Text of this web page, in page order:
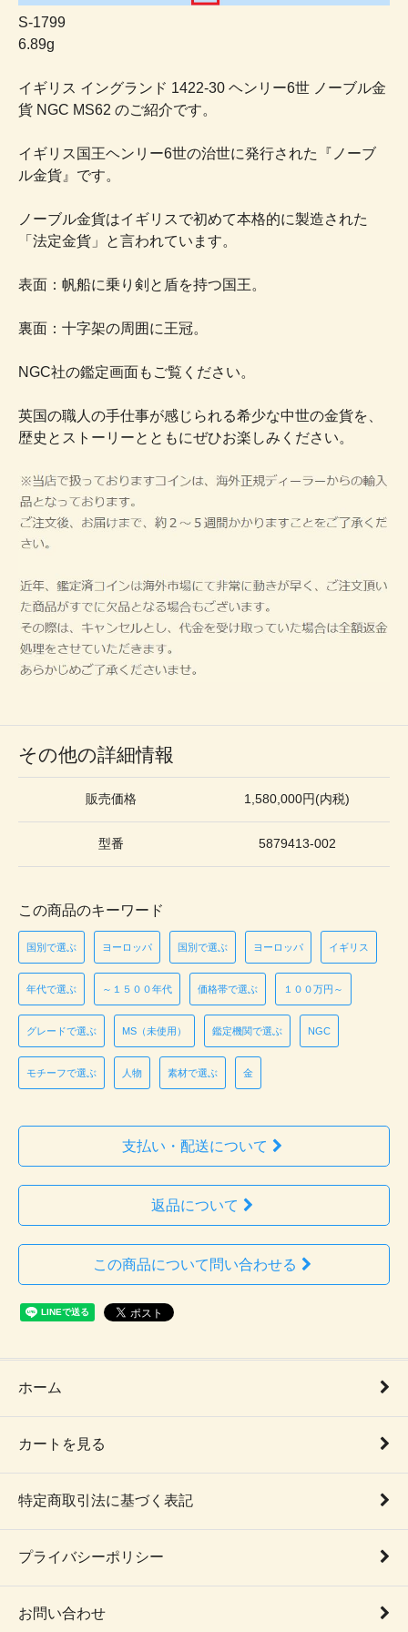
S-1799
6.89g
イギリス イングランド 1422-30 ヘンリー6世 ノーブル金
貨 NGC MS62 のご紹介です。
イギリス国王ヘンリー6世の治世に発行された『ノーブ
ル金貨』です。
ノーブル金貨はイギリスで初めて本格的に製造された
「法定金貨」と言われています。
表面：帆船に乗り剣と盾を持つ国王。
裏面：十字架の周囲に王冠。
NGC社の鑑定画面もご覧ください。
英国の職人の手仕事が感じられる希少な中世の金貨を、
歴史とストーリーとともにぜひお楽しみください。
その他の詳細情報
販売価格 1,580,000円(内税)
型番 5879413-002
この商品のキーワード
国別で選ぶ ヨーロッパ 国別で選ぶ ヨーロッパ イギリス
年代で選ぶ ～１５００年代 価格帯で選ぶ １００万円～
グレードで選ぶ MS（未使用） 鑑定機関で選ぶ NGC
モチーフで選ぶ 人物 素材で選ぶ 金
支払い・配送について
返品について
この商品について問い合わせる
ホーム
カートを見る
特定商取引法に基づく表記
プライバシーポリシー
お問い合わせ